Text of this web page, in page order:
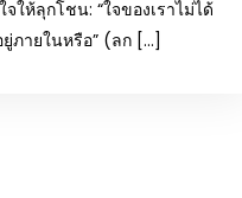
ให้ลุกโชน: “ใจของเราไม่ได้
ยู่ภายในหรือ” (ลก […]